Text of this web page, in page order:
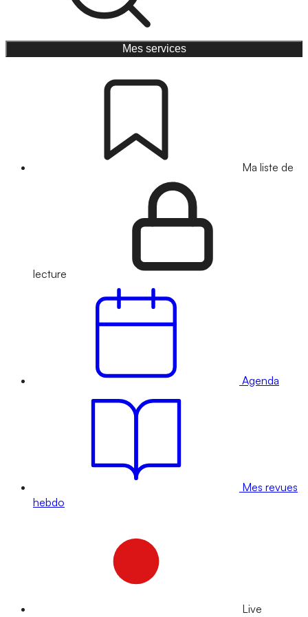
Mes services
Ma liste de
lecture
Agenda
Mes revues
hebdo
Live